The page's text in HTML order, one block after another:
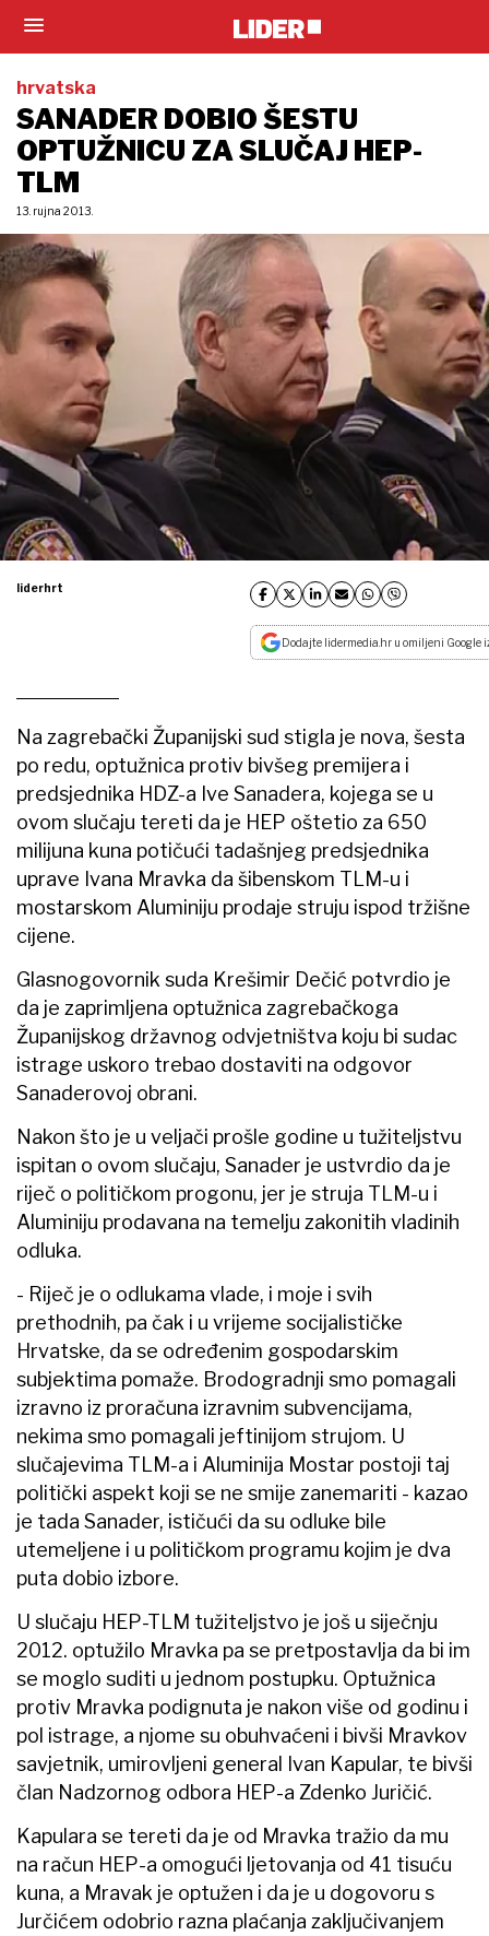
hrvatska
SANADER DOBIO ŠESTU
OPTUŽNICU ZA SLUČAJ HEP-
TLM
13. rujna 2013.
liderhrt
Dodajte lidermedia.hr u omiljeni Google
Na zagrebački Županijski sud stigla je nova, šesta
po redu, optužnica protiv bivšeg premijera i
predsjednika HDZ-a Ive Sanadera, kojega se u
ovom slučaju tereti da je HEP oštetio za 650
milijuna kuna potičući tadašnjeg predsjednika
uprave Ivana Mravka da šibenskom TLM-u i
mostarskom Aluminiju prodaje struju ispod tržišne
cijene.
Glasnogovornik suda Krešimir Dečić potvrdio je
da je zaprimljena optužnica zagrebačkoga
Županijskog državnog odvjetništva koju bi sudac
istrage uskoro trebao dostaviti na odgovor
Sanaderovoj obrani.
Nakon što je u veljači prošle godine u tužiteljstvu
ispitan o ovom slučaju, Sanader je ustvrdio da je
riječ o političkom progonu, jer je struja TLM-u i
Aluminiju prodavana na temelju zakonitih vladinih
odluka.
- Riječ je o odlukama vlade, i moje i svih
prethodnih, pa čak i u vrijeme socijalističke
Hrvatske, da se određenim gospodarskim
subjektima pomaže. Brodogradnji smo pomagali
izravno iz proračuna izravnim subvencijama,
nekima smo pomagali jeftinijom strujom. U
slučajevima TLM-a i Aluminija Mostar postoji taj
politički aspekt koji se ne smije zanemariti - kazao
je tada Sanader, ističući da su odluke bile
utemeljene i u političkom programu kojim je dva
puta dobio izbore.
U slučaju HEP-TLM tužiteljstvo je još u siječnju
2012. optužilo Mravka pa se pretpostavlja da bi im
se moglo suditi u jednom postupku. Optužnica
protiv Mravka podignuta je nakon više od godinu i
pol istrage, a njome su obuhvaćeni i bivši Mravkov
savjetnik, umirovljeni general Ivan Kapular, te bivši
član Nadzornog odbora HEP-a Zdenko Juričić.
Kapulara se tereti da je od Mravka tražio da mu
na račun HEP-a omogući ljetovanja od 41 tisuću
kuna, a Mravak je optužen i da je u dogovoru s
Jurčićem odobrio razna plaćanja zaključivanjem